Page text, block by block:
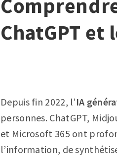
ChatGPT
Depuis fin 2022, l’IA
personnes. ChatGPT,
et Microsoft 365 ont
l’information, de